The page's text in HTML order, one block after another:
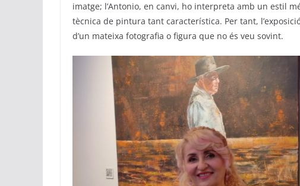
imatge; l’Antonio, en canvi, ho interpreta amb un estil
tècnica de pintura tant característica. Per tant,
d’un mateixa fotografia o figura que no és veu sovint.